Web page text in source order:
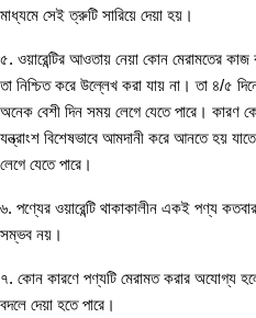
মাধ্যমে সেই ত্রুটি সারিয়ে দেয়া হয়।
৫. ওয়ারেন্টির আওতায় নেয়া কোন মেরামতের কাজ
তা নিশ্চিত করে উল্লেখ করা যায় না। তা ৪/৫
অনেক বেশী দিন সময় লেগে যেতে পারে। কারণ
যন্ত্রাংশ বিশেষভাবে আমদানী করে আনতে হয়
লেগে যেতে পারে।
৬. পণ্যের ওয়ারেন্টি থাকাকালীন একই পণ্য কতবার
সম্ভব নয়।
৭. কোন কারণে পণ্যটি মেরামত করার অযোগ্য
বদলে দেয়া হতে পারে।